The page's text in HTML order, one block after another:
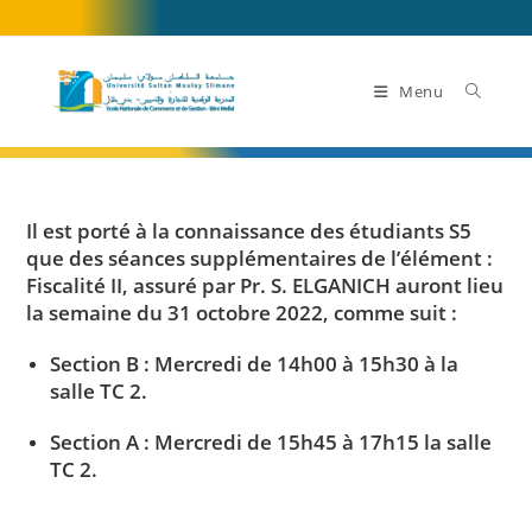
to
content
Menu
Il est porté à la connaissance des étudiants S5
que des séances supplémentaires de l’élément :
Fiscalité II, assuré par Pr. S. ELGANICH auront lieu
la semaine du 31 octobre 2022, comme suit :
Section B : Mercredi de 14h00 à 15h30 à la
salle TC 2.
Section A : Mercredi de 15h45 à 17h15 la salle
TC 2.